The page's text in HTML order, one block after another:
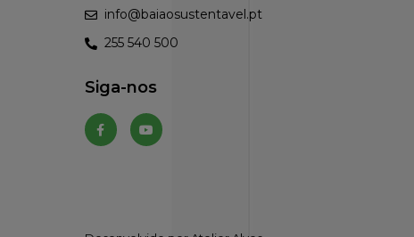
info@baiaosustentavel.pt
255 540 500
Siga-nos